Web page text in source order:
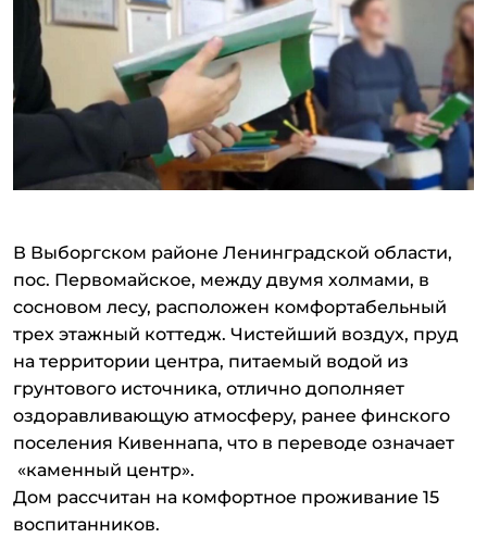
В Выборгском районе Ленинградской области,
пос. Первомайское, между двумя холмами, в
сосновом лесу, расположен комфортабельный
трех этажный коттедж. Чистейший воздух, пруд
на территории центра, питаемый водой из
грунтового источника, отлично дополняет
оздоравливающую атмосферу, ранее финского
поселения Кивеннапа, что в переводе означает
«каменный центр».
Дом рассчитан на комфортное проживание 15
воспитанников.